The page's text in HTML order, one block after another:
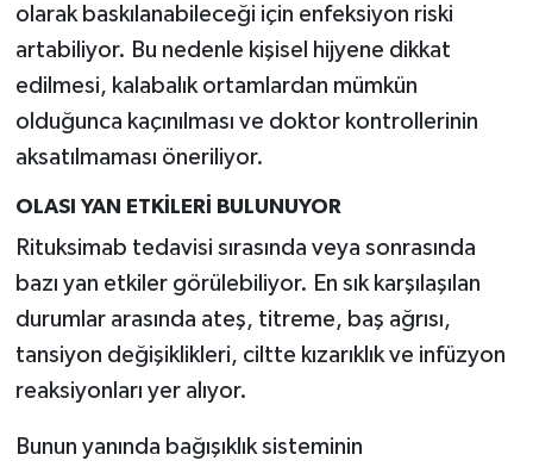
olarak baskılanabileceği için enfeksiyon riski
artabiliyor. Bu nedenle kişisel hijyene dikkat
edilmesi, kalabalık ortamlardan mümkün
olduğunca kaçınılması ve doktor kontrollerinin
aksatılmaması öneriliyor.
OLASI YAN ETKİLERİ BULUNUYOR
Rituksimab tedavisi sırasında veya sonrasında
bazı yan etkiler görülebiliyor. En sık karşılaşılan
durumlar arasında ateş, titreme, baş ağrısı,
tansiyon değişiklikleri, ciltte kızarıklık ve infüzyon
reaksiyonları yer alıyor.
Bunun yanında bağışıklık sisteminin